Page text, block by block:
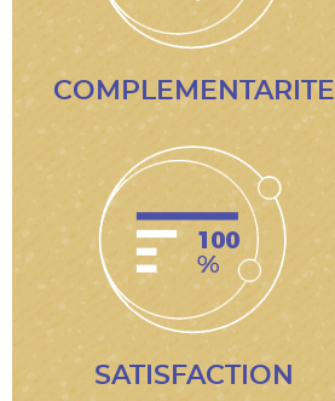
COMPLEMENTARITE
SATISFACTION